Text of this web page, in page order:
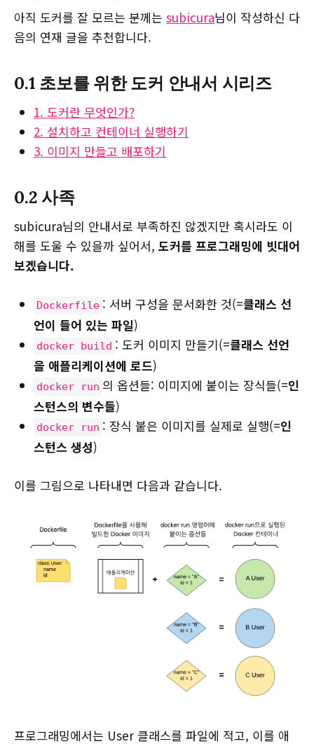
아직 도커를 잘 모르는 분께는 subicura님이 작성하신 다
음의 연재 글을 추천합니다.
0.1 초보를 위한 도커 안내서 시리즈
1. 도커란 무엇인가?
2. 설치하고 컨테이너 실행하기
3. 이미지 만들고 배포하기
0.2 사족
subicura님의 안내서로 부족하진 않겠지만 혹시라도 이
해를 도울 수 있을까 싶어서, 도커를 프로그래밍에 빗대어
보겠습니다.
Dockerfile : 서버 구성을 문서화한 것(=클래스 선
언이 들어 있는 파일)
docker build : 도커 이미지 만들기(=클래스 선언
을 애플리케이션에 로드)
docker run 의 옵션들: 이미지에 붙이는 장식들(=인
스턴스의 변수들)
docker run : 장식 붙은 이미지를 실제로 실행(=인
스턴스 생성)
이를 그림으로 나타내면 다음과 같습니다.
프로그래밍에서는 User 클래스를 파일에 적고, 이를 애